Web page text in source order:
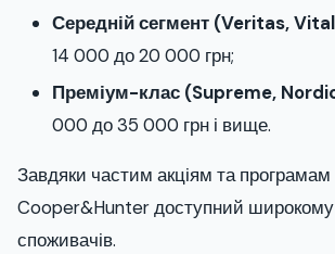
Середній сегмент (Veritas,
14 000 до 20 000 грн;
Преміум-клас (Supreme,
000 до 35 000 грн і вище.
Завдяки частим акціям та програмам
Cooper&Hunter доступний широкому
споживачів.